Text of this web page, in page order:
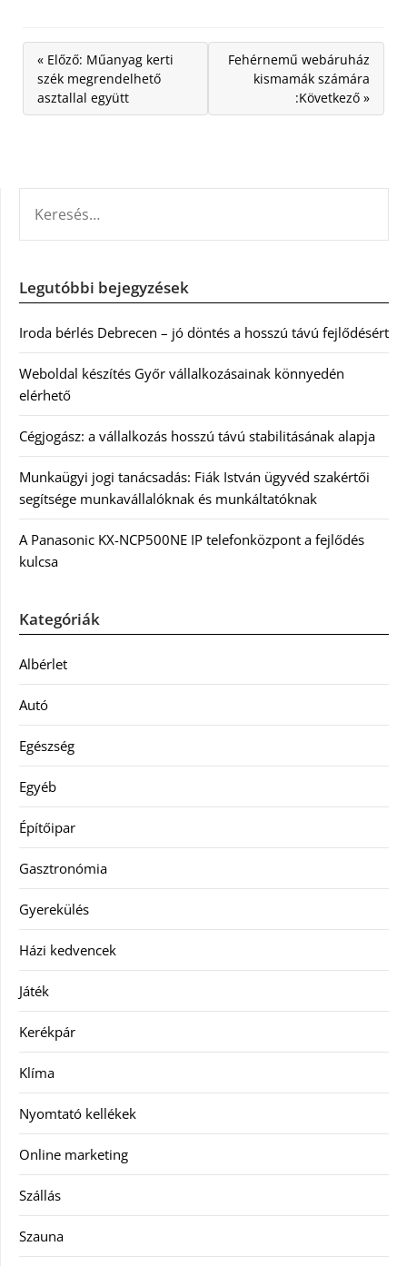
« Előző: Műanyag kerti
szék megrendelhető
asztallal együtt
Fehérnemű webáruház
kismamák számára
:Következő »
Legutóbbi bejegyzések
Iroda bérlés Debrecen – jó döntés a hosszú távú fejlődésért
Weboldal készítés Győr vállalkozásainak könnyedén
elérhető
Cégjogász: a vállalkozás hosszú távú stabilitásának alapja
Munkaügyi jogi tanácsadás: Fiák István ügyvéd szakértői
segítsége munkavállalóknak és munkáltatóknak
A Panasonic KX-NCP500NE IP telefonközpont a fejlődés
kulcsa
Kategóriák
Albérlet
Autó
Egészség
Egyéb
Építőipar
Gasztronómia
Gyerekülés
Házi kedvencek
Játék
Kerékpár
Klíma
Nyomtató kellékek
Online marketing
Szállás
Szauna